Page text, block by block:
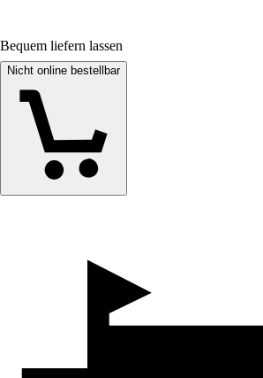
Bequem liefern lassen
Nicht online bestellbar